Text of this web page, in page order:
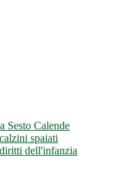
Sesto Calende
spaiati
dell'infanzia